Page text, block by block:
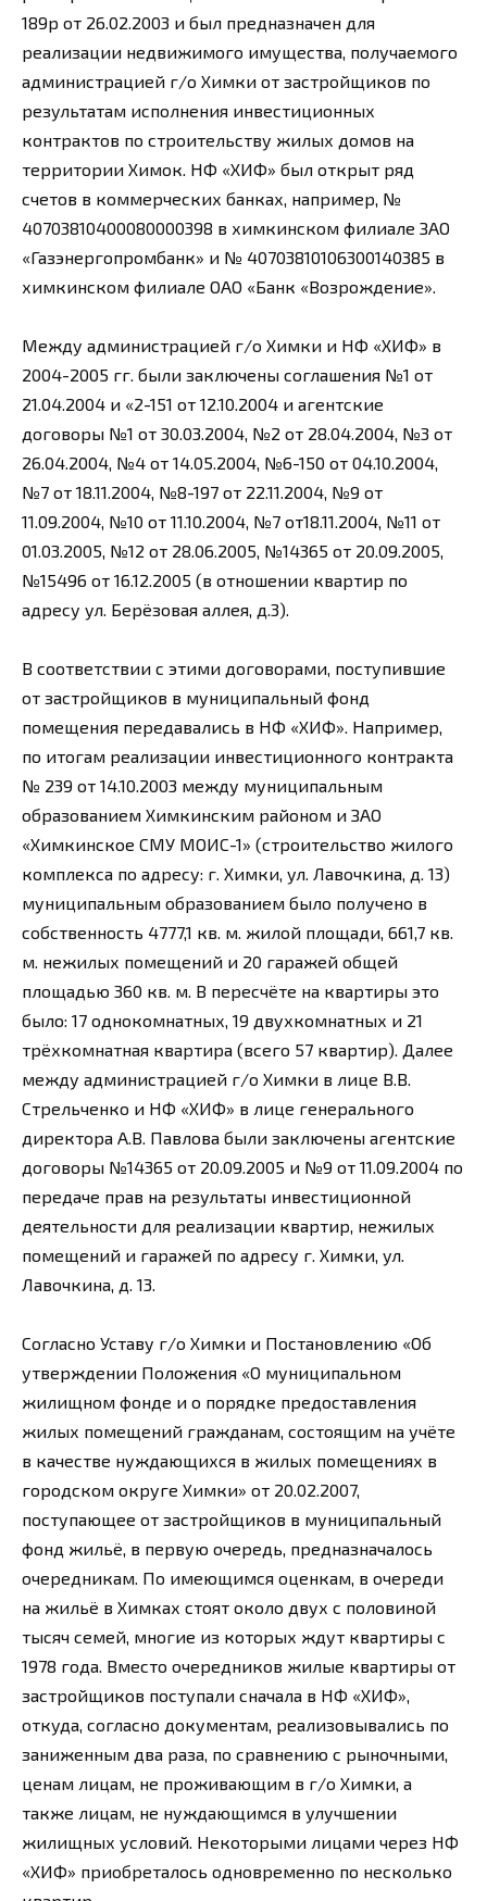
189р от 26.02.2003 и был предназначен для
реализации недвижимого имущества, получаемого
администрацией г/о Химки от застройщиков по
результатам исполнения инвестиционных
контрактов по строительству жилых домов на
территории Химок. НФ «ХИФ» был открыт ряд
счетов в коммерческих банках, например, №
40703810400080000398 в химкинском филиале ЗАО
«Газэнергопромбанк» и № 40703810106300140385 в
химкинском филиале ОАО «Банк «Возрождение».
Между администрацией г/о Химки и НФ «ХИФ» в
2004-2005 гг. были заключены соглашения №1 от
21.04.2004 и «2-151 от 12.10.2004 и агентские
договоры №1 от 30.03.2004, №2 от 28.04.2004, №3 от
26.04.2004, №4 от 14.05.2004, №6-150 от 04.10.2004,
№7 от 18.11.2004, №8-197 от 22.11.2004, №9 от
11.09.2004, №10 от 11.10.2004, №7 от18.11.2004, №11 от
01.03.2005, №12 от 28.06.2005, №14365 от 20.09.2005,
№15496 от 16.12.2005 (в отношении квартир по
адресу ул. Берёзовая аллея, д.3).
В соответствии с этими договорами, поступившие
от застройщиков в муниципальный фонд
помещения передавались в НФ «ХИФ». Например,
по итогам реализации инвестиционного контракта
№ 239 от 14.10.2003 между муниципальным
образованием Химкинским районом и ЗАО
«Химкинское СМУ МОИС-1» (строительство жилого
комплекса по адресу: г. Химки, ул. Лавочкина, д. 13)
муниципальным образованием было получено в
собственность 4777,1 кв. м. жилой площади, 661,7 кв.
м. нежилых помещений и 20 гаражей общей
площадью 360 кв. м. В пересчёте на квартиры это
было: 17 однокомнатных, 19 двухкомнатных и 21
трёхкомнатная квартира (всего 57 квартир). Далее
между администрацией г/о Химки в лице В.В.
Стрельченко и НФ «ХИФ» в лице генерального
директора А.В. Павлова были заключены агентские
договоры №14365 от 20.09.2005 и №9 от 11.09.2004 по
передаче прав на результаты инвестиционной
деятельности для реализации квартир, нежилых
помещений и гаражей по адресу г. Химки, ул.
Лавочкина, д. 13.
Согласно Уставу г/о Химки и Постановлению «Об
утверждении Положения «О муниципальном
жилищном фонде и о порядке предоставления
жилых помещений гражданам, состоящим на учёте
в качестве нуждающихся в жилых помещениях в
городском округе Химки» от 20.02.2007,
поступающее от застройщиков в муниципальный
фонд жильё, в первую очередь, предназначалось
очередникам. По имеющимся оценкам, в очереди
на жильё в Химках стоят около двух с половиной
тысяч семей, многие из которых ждут квартиры с
1978 года. Вместо очередников жилые квартиры от
застройщиков поступали сначала в НФ «ХИФ»,
откуда, согласно документам, реализовывались по
заниженным два раза, по сравнению с рыночными,
ценам лицам, не проживающим в г/о Химки, а
также лицам, не нуждающимся в улучшении
жилищных условий. Некоторыми лицами через НФ
«ХИФ» приобреталось одновременно по несколько